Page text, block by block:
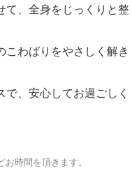
て、全身をじっくりと整
こわばりをやさしく解き
、安心してお過ごしく
時間を頂きます。